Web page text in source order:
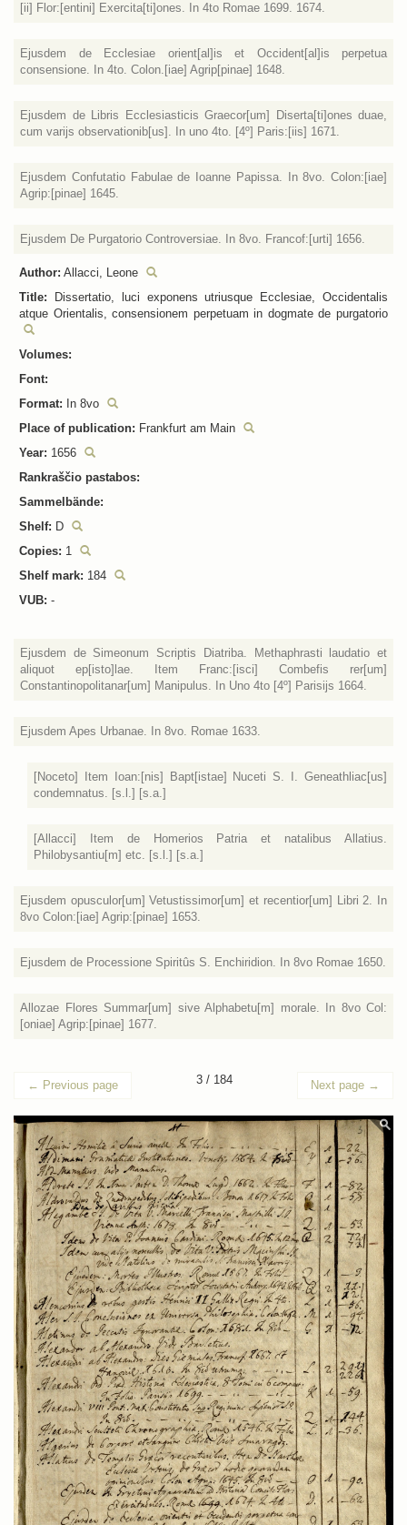
[ii] Flor:[entini] Exercita[ti]ones. In 4to Romae 1699. 1674.
Ejusdem de Ecclesiae orient[al]is et Occident[al]is perpetua
consensione. In 4to. Colon.[iae] Agrip[pinae] 1648.
Ejusdem de Libris Ecclesiasticis Graecor[um] Diserta[ti]ones duae,
cum varijs observationib[us]. In uno 4to. [4º] Paris:[iis] 1671.
Ejusdem Confutatio Fabulae de Ioanne Papissa. In 8vo. Colon:[iae]
Agrip:[pinae] 1645.
Ejusdem De Purgatorio Controversiae. In 8vo. Francof:[urti] 1656.
Author: Allacci, Leone
Title:
Dissertatio, luci exponens utriusque Ecclesiae, Occidentalis
atque Orientalis, consensionem perpetuam in dogmate de purgatorio
Volumes:
Font:
Format: In 8vo
Place of publication: Frankfurt am Main
Year: 1656
Rankraščio pastabos:
Sammelbände:
Shelf: D
Copies: 1
Shelf mark: 184
VUB: -
Ejusdem de Simeonum Scriptis Diatriba. Methaphrasti laudatio et
aliquot ep[isto]lae. Item Franc:[isci] Combefis rer[um]
Constantinopolitanar[um] Manipulus. In Uno 4to [4º] Parisijs 1664.
Ejusdem Apes Urbanae. In 8vo. Romae 1633.
[Noceto] Item Ioan:[nis] Bapt[istae] Nuceti S. I. Geneathliac[us]
condemnatus. [s.l.] [s.a.]
[Allacci] Item de Homerios Patria et natalibus Allatius.
Philobysantiu[m] etc. [s.l.] [s.a.]
Ejusdem opusculor[um] Vetustissimor[um] et recentior[um] Libri 2. In
8vo Colon:[iae] Agrip:[pinae] 1653.
Ejusdem de Processione Spiritûs S. Enchiridion. In 8vo Romae 1650.
Allozae Flores Summar[um] sive Alphabetu[m] morale. In 8vo Col:
[oniae] Agrip:[pinae] 1677.
← Previous page 3 / 184 Next page →